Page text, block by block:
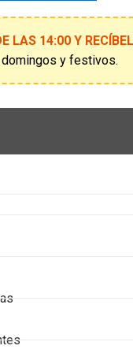
LAS 14:00 Y
y festivos.